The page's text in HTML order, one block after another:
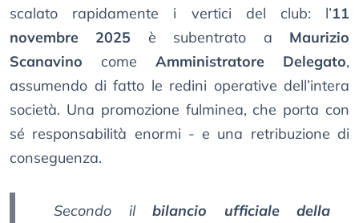
scalato rapidamente i vertici del club: l’11
novembre 2025 è subentrato a Maurizio
Scanavino come Amministratore Delegato,
assumendo di fatto le redini operative dell’intera
società. Una promozione fulminea, che porta con
sé responsabilità enormi - e una retribuzione di
conseguenza.
Secondo il bilancio ufficiale della